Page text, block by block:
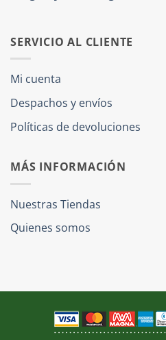
SERVICIO AL CLIENTE
Mi cuenta
Despachos y envíos
Políticas de devoluciones
MÁS INFORMACIÓN
Nuestras Tiendas
Quienes somos